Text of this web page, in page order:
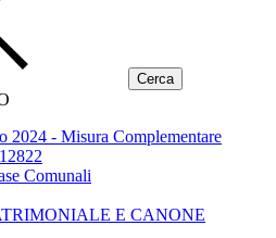
2024 - Misura Complementare
Comunali
E CANONE